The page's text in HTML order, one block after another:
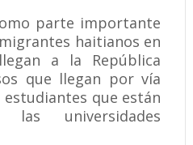
parte importante
haitianos en
a la República
que llegan por vía
estudiantes que están
las universidades